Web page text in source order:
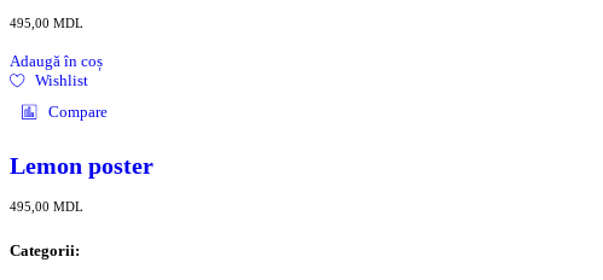
495,00 MDL
Adaugă în coș
Wishlist
Compare
Lemon poster
495,00 MDL
Categorii: